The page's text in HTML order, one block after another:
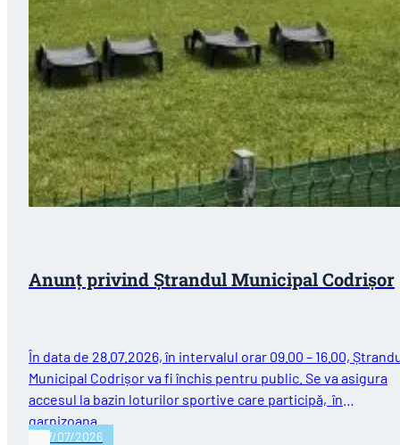
Anunț privind Ștrandul Municipal Codrișor
În data de 28.07.2026, în intervalul orar 09.00 – 16.00,
Municipal Codrișor va fi închis pentru public. Se va asigura
accesul la bazin loturilor sportive care participă, în
garnizoana…
27/07/2026